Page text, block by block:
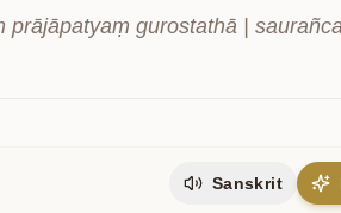
prājāpatyaṃ gurostathā |
Sanskrit